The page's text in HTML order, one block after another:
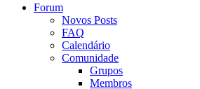
Forum
Novos Posts
FAQ
Calendário
Comunidade
Grupos
Membros